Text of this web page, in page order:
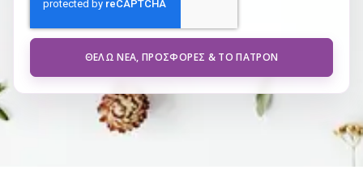
ΘΈΛΩ ΝΈΑ, ΠΡΟΣΦΟΡΈΣ & ΤΟ ΠΑΤΡΌΝ